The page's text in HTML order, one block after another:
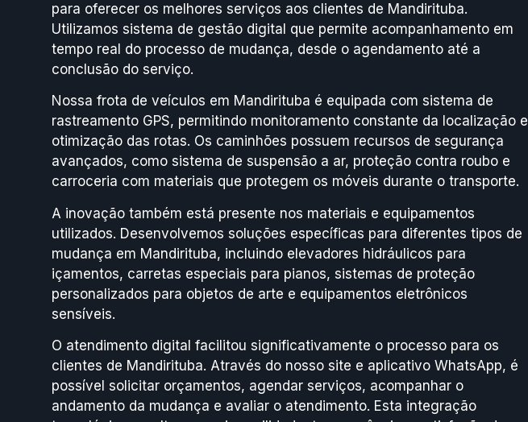
para oferecer os melhores serviços aos clientes de Mandirituba.
Utilizamos sistema de gestão digital que permite acompanhamento em
tempo real do processo de mudança, desde o agendamento até a
conclusão do serviço.
Nossa frota de veículos em Mandirituba é equipada com sistema de
rastreamento GPS, permitindo monitoramento constante da localização e
otimização das rotas. Os caminhões possuem recursos de segurança
avançados, como sistema de suspensão a ar, proteção contra roubo e
carroceria com materiais que protegem os móveis durante o transporte.
A inovação também está presente nos materiais e equipamentos
utilizados. Desenvolvemos soluções específicas para diferentes tipos de
mudança em Mandirituba, incluindo elevadores hidráulicos para
içamentos, carretas especiais para pianos, sistemas de proteção
personalizados para objetos de arte e equipamentos eletrônicos
sensíveis.
O atendimento digital facilitou significativamente o processo para os
clientes de Mandirituba. Através do nosso site e aplicativo WhatsApp, é
possível solicitar orçamentos, agendar serviços, acompanhar o
andamento da mudança e avaliar o atendimento. Esta integração